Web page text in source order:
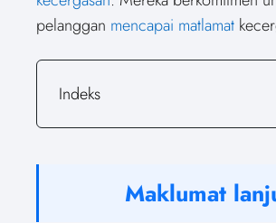
pelanggan mencapai matlamat
Indeks
Maklumat